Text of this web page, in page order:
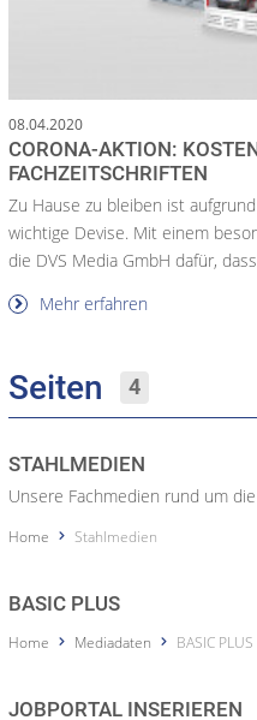
08.04.2020
CORONA-AKTION:
FACHZEITSCHRIFTEN
Zu Hause zu bleiben ist
wichtige Devise. Mit einem
die DVS Media GmbH dafür,
Mehr erfahren
Seiten 4
STAHLMEDIEN
Unsere Fachmedien rund um
Home Stahlmedien
BASIC PLUS
Home Mediadaten BASIC PLUS
JOBPORTAL INSERIEREN